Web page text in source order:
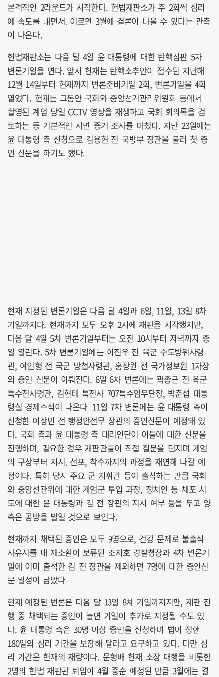
본격적인 2라운드가 시작한다. 헌법재판소가 주 2회씩 심리
에 속도를 내면서, 이르면 3월에 결론이 나올 수 있다는 관측
이 나온다.
헌법재판소는 다음 달 4일 윤 대통령에 대한 탄핵심판 5차
변론기일을 연다. 앞서 헌재는 탄핵소추안이 접수된 지난해
12월 14일부터 현재까지 변론준비기일 2회, 변론기일을 4회
열었다. 헌재는 그동안 국회와 중앙선거관리위원회 등에서
촬영된 계엄 당일 CCTV 영상을 재생하고 국회 회의록을 검
토하는 등 기본적인 서면 증거 조사를 마쳤다. 지난 23일에는
윤 대통령 측 신청으로 김용현 전 국방부 장관을 불러 첫 증
인 신문을 하기도 했다.
현재 지정된 변론기일은 다음 달 4일과 6일, 11일, 13일 8차
기일까지다. 현재까지 모두 오후 2시에 재판을 시작했지만,
다음 달 4일 5차 변론기일부터는 오전 10시부터 저녁까지 종
일 열린다. 5차 변론기일에는 이진우 전 육군 수도방위사령
관, 여인형 전 국군 방첩사령관, 홍장원 전 국가정보원 1차장
의 증인 신문이 이뤄진다. 6일 6차 변론에는 곽종근 전 육군
특수전사령관, 김현태 특전사 707특수임무단장, 박춘섭 대통
령실 경제수석이 나온다. 11일 7차 변론에는 윤 대통령 측이
신청한 이상민 전 행정안전무 장관의 증인신문이 예정돼 있
다. 국회 측과 윤 대통령 측 대리인단이 이들에 대한 신문을
진행하며, 필요한 경우 재판관들이 직접 질문을 던지며 계엄
의 구상부터 지시, 선포, 착수까지의 과정을 재연해 나갈 예
정이다. 특히 당시 주요 군 지휘관 등이 출석하는 만큼 국회
와 중앙선관위에 대한 계엄군 투입 과정, 정치인 등 체포 시
도에 대한 윤 대통령과 김 전 장관의 지시 여부 등을 두고 양
측은 공방을 벌일 것으로 보인다.
현재까지 채택된 증인은 모두 9명으로, 건강 문제로 불출석
사유서를 내 재소환이 보류된 조지호 경찰청장과 4차 변론기
일에 이미 출석한 김 전 장관을 제외하면 7명에 대한 증인신
문 일정이 남았다.
현재 예정된 변론은 다음 달 13일 8차 기일까지지만, 재판 진
행 중 채택되는 증인이 늘면 기일이 추가로 지정될 수도 있
다. 윤 대통령 측은 30명 이상 증인을 신청하며 법이 정한
180일의 심리 기간을 보장해 달라고 요구하고 있다. 다만 심
리 기간은 헌재의 재량이다. 문형배 헌재 소장 대행을 비롯한
2명의 헌법 재판관 퇴임이 4월 중순 예정된 만큼 3월에는 결